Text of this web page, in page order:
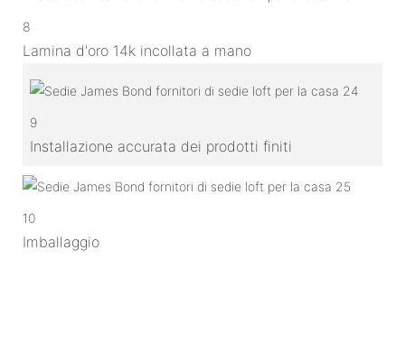
8
Lamina d'oro 14k incollata a mano
9
Installazione accurata dei prodotti finiti
10
Imballaggio